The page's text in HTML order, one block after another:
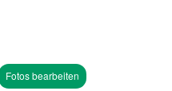
Fotos bearbeiten